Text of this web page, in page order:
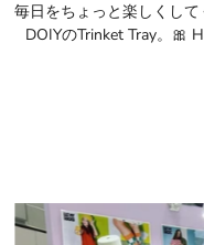
毎日をちょっと楽しくし
DOIYのTrinket Tray。🎀